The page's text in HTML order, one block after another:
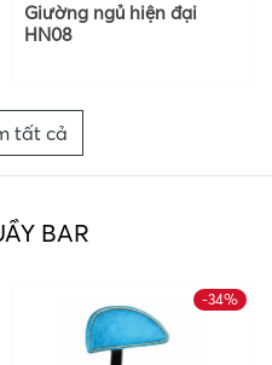
Giường ngủ hiện đại
HN08
tất cả
BAR
-34%